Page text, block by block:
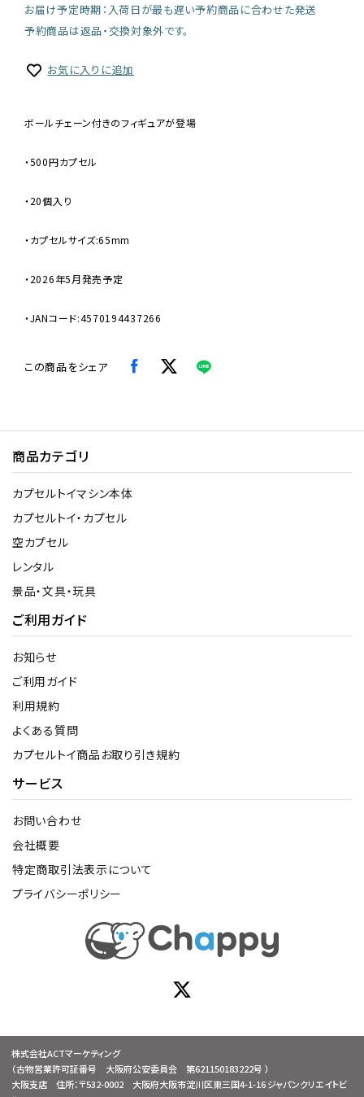
お届け予定時期：入荷日が最も遅い予約商品に合わせた発送
予約商品は返品・交換対象外です。
お気に入りに追加
ボールチェーン付きのフィギュアが登場
・500円カプセル
・20個入り
・カプセルサイズ:65mm
・2026年5月発売予定
・JANコード:4570194437266
この商品をシェア
商品カテゴリ
カプセルトイマシン本体
カプセルトイ・カプセル
空カプセル
レンタル
景品・文具・玩具
ご利用ガイド
お知らせ
ご利用ガイド
利用規約
よくある質問
カプセルトイ商品お取り引き規約
サービス
お問い合わせ
会社概要
特定商取引法表示について
プライバシーポリシー
株式会社ACTマーケティング
（古物営業許可証番号 大阪府公安委員会 第621150183222号 ）
大阪支店 住所：〒532-0002 大阪府大阪市淀川区東三国4-1-16 ジャパンクリエイトビ